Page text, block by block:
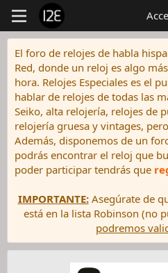
El foro de relojes de habla
Red, donde un reloj es algo
hora. Relojes Especiales es el
hablar de relojes de todas las
Seiko, alta relojería, relojes de
relojería gruesa y vintages,
Además, disponemos de un
podrás encontrar el reloj que
poder participar tendrás que
IMPORTANTE:Asegúrate de
está en la lista Robinson (no
podremos